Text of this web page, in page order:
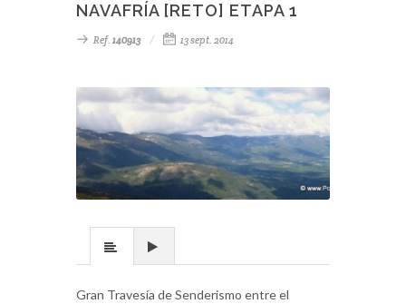
NAVAFRÍA [RETO] ETAPA 1
Ref. 140913 13 sept. 2014
Gran Travesía de Senderismo entre el